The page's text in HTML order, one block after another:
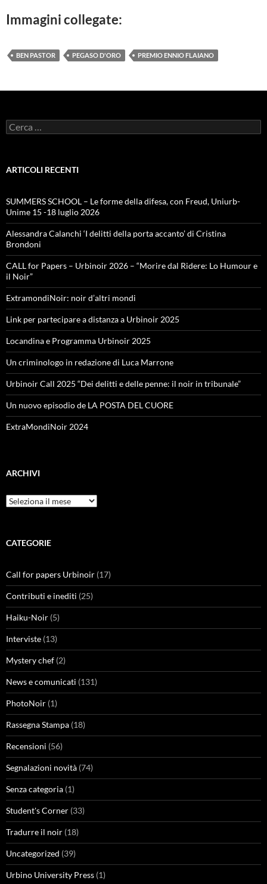
Immagini collegate:
BEN PASTOR PEGASO D'ORO PREMIO ENNIO FLAIANO
Ricerca
per:
ARTICOLI RECENTI
SUMMERS SCHOOL – Le forme della difesa, con Freud, Uniurb-
Unime 15 -18 luglio 2026
Alessandra Calanchi ‘I delitti della porta accanto’ di Cristina
Brondoni
CALL for Papers – Urbinoir 2026 – “Morire dal Ridere: Lo Humour e
il Noir”
ExtramondiNoir: noir d’altri mondi
Link per partecipare a distanza a Urbinoir 2025
Locandina e Programma Urbinoir 2025
Un criminologo in redazione di Luca Marrone
Urbinoir Call 2025 “Dei delitti e delle penne: il noir in tribunale”
Un nuovo episodio de LA POSTA DEL CUORE
ExtraMondiNoir 2024
ARCHIVI
Archivi
CATEGORIE
Call for papers Urbinoir (17)
Contributi e inediti (25)
Haiku-Noir (5)
Interviste (13)
Mystery chef (2)
News e comunicati (131)
PhotoNoir (1)
Rassegna Stampa (18)
Recensioni (56)
Segnalazioni novità (74)
Senza categoria (1)
Student's Corner (33)
Tradurre il noir (18)
Uncategorized (39)
Urbino University Press (1)